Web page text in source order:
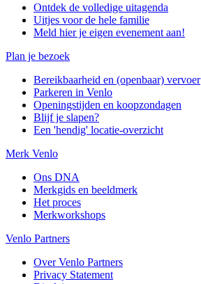
Ontdek de volledige uitagenda
Uitjes voor de hele familie
Meld hier je eigen evenement aan!
Plan je bezoek
Bereikbaarheid en (openbaar) vervoer
Parkeren in Venlo
Openingstijden en koopzondagen
Blijf je slapen?
Een 'hendig' locatie-overzicht
Merk Venlo
Ons DNA
Merkgids en beeldmerk
Het proces
Merkworkshops
Venlo Partners
Over Venlo Partners
Privacy Statement